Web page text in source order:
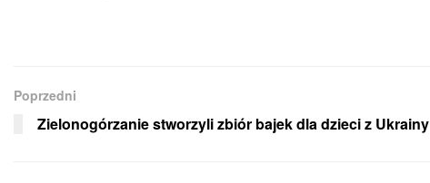
Poprzedni
Zielonogórzanie stworzyli zbiór bajek dla dzieci z Ukrainy